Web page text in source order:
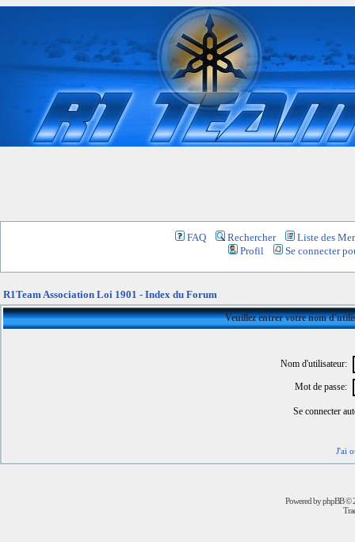
FAQ Rechercher
Liste des
Profil
Se connecter
R1Team Association Loi 1901 - Index du Forum
Veuillez entrer votre nom
Nom d'utilisateur:
Mot de passe:
Se connecter
J'ai
Powered byphpBB©